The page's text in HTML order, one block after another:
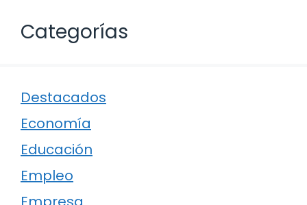
Categorías
Destacados
Economía
Educación
Empleo